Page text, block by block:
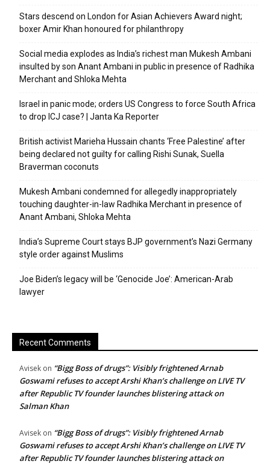
Stars descend on London for Asian Achievers Award night;
boxer Amir Khan honoured for philanthropy
Social media explodes as India’s richest man Mukesh Ambani
insulted by son Anant Ambani in public in presence of Radhika
Merchant and Shloka Mehta
Israel in panic mode; orders US Congress to force South Africa
to drop ICJ case? | Janta Ka Reporter
British activist Marieha Hussain chants ‘Free Palestine’ after
being declared not guilty for calling Rishi Sunak, Suella
Braverman coconuts
Mukesh Ambani condemned for allegedly inappropriately
touching daughter-in-law Radhika Merchant in presence of
Anant Ambani, Shloka Mehta
India’s Supreme Court stays BJP government’s Nazi Germany
style order against Muslims
Joe Biden’s legacy will be ‘Genocide Joe’: American-Arab
lawyer
Recent Comments
Avisek on “Bigg Boss of drugs”: Visibly frightened Arnab
Goswami refuses to accept Arshi Khan’s challenge on LIVE TV
after Republic TV founder launches blistering attack on
Salman Khan
Avisek on “Bigg Boss of drugs”: Visibly frightened Arnab
Goswami refuses to accept Arshi Khan’s challenge on LIVE TV
after Republic TV founder launches blistering attack on